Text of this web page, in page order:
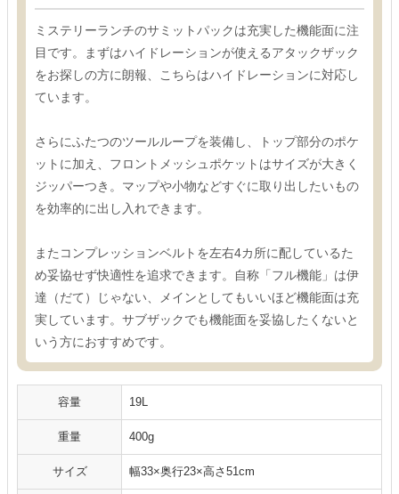
ミステリーランチのサミットパックは充実した機能面に注
目です。まずはハイドレーションが使えるアタックザック
をお探しの方に朗報、こちらはハイドレーションに対応し
ています。
さらにふたつのツールループを装備し、トップ部分のポケ
ットに加え、フロントメッシュポケットはサイズが大きく
ジッパーつき。マップや小物などすぐに取り出したいもの
を効率的に出し入れできます。
またコンプレッションベルトを左右4カ所に配しているた
め妥協せず快適性を追求できます。自称「フル機能」は伊
達（だて）じゃない、メインとしてもいいほど機能面は充
実しています。サブザックでも機能面を妥協したくないと
いう方におすすめです。
容量 19L
重量 400g
サイズ 幅33×奥行23×高さ51cm